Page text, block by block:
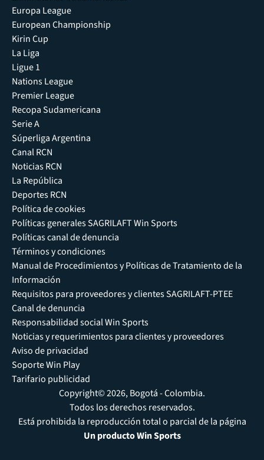
Europa League
European Championship
Kirin Cup
La Liga
Ligue 1
Nations League
Premier League
Recopa Sudamericana
Serie A
Súperliga Argentina
Canal RCN
Noticias RCN
La República
Deportes RCN
Política de cookies
Políticas generales SAGRILAFT Win Sports
Políticas canal de denuncia
Términos y condiciones
Manual de Procedimientos y Políticas de Tratamiento de la
Información
Requisitos para proveedores y clientes SAGRILAFT-PTEE
Canal de denuncia
Responsabilidad social Win Sports
Noticias y requerimientos para clientes y proveedores
Aviso de privacidad
Soporte Win Play
Tarifario publicidad
Copyright© 2026, Bogotá - Colombia.
Todos los derechos reservados.
Está prohibida la reproducción total o parcial de la página
Un producto Win Sports